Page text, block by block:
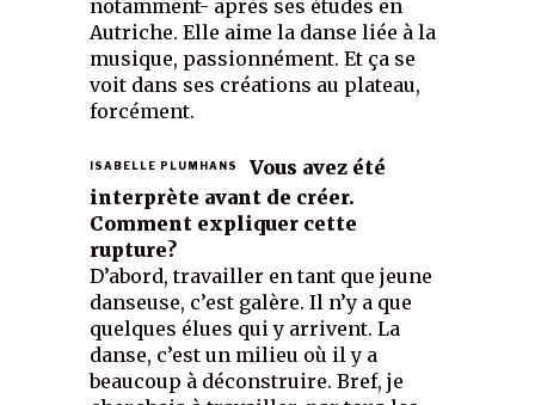
notamment- après ses études en
Autriche. Elle aime la danse liée à la
musique, passionnément. Et ça se
voit dans ses créations au plateau,
forcément.
ISABELLE PLUMHANS
Vous avez été
interprète avant de créer.
Comment expliquer cette
rupture?
D’abord, travailler en tant que jeune
danseuse, c’est galère. Il n’y a que
quelques élues qui y arrivent. La
danse, c’est un milieu où il y a
beaucoup à déconstruire. Bref, je